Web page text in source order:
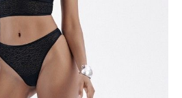
wycięciem z tyłu,
koronka,
przy przestrzeganiu zaleceń
miłości do siebie.